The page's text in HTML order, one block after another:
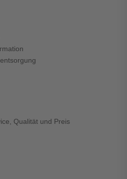
Qualität und Preis